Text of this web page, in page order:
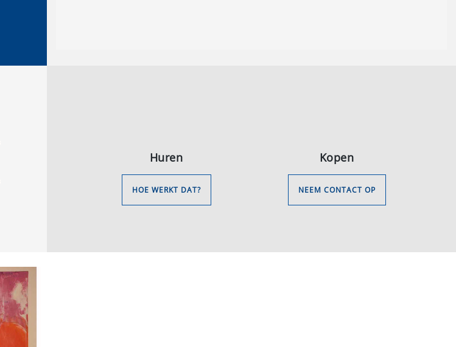
Huren
HOE WERKT DAT?
Kopen
NEEM CONTACT OP